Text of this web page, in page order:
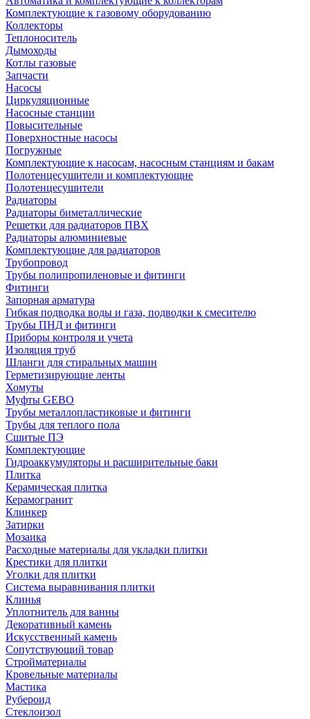
Комплектующие к газовому оборудованию
Коллекторы
Теплоноситель
Дымоходы
Котлы газовые
Запчасти
Насосы
Циркуляционные
Насосные станции
Повысительные
Поверхностные насосы
Погружные
Комплектующие к насосам, насосным станциям и бакам
Полотенцесушители и комплектующие
Полотенцесушители
Радиаторы
Радиаторы биметаллические
Решетки для радиаторов ПВХ
Радиаторы алюминиевые
Комплектующие для радиаторов
Трубопровод
Трубы полипропиленовые и фитинги
Фитинги
Запорная арматура
Гибкая подводка воды и газа, подводки к смесителю
Трубы ПНД и фитинги
Приборы контроля и учета
Изоляция труб
Шланги для стиральных машин
Герметизирующие ленты
Хомуты
Муфты GEBO
Трубы металлопластиковые и фитинги
Трубы для теплого пола
Сшитые ПЭ
Комплектующие
Гидроаккумуляторы и расширительные баки
Плитка
Керамическая плитка
Керамогранит
Клинкер
Затирки
Мозаика
Расходные материалы для укладки плитки
Крестики для плитки
Уголки для плитки
Система выравнивания плитки
Клинья
Уплотнитель для ванны
Декоративный камень
Искусственный камень
Сопутствующий товар
Стройматериалы
Кровельные материалы
Мастика
Рубероид
Стеклоизол